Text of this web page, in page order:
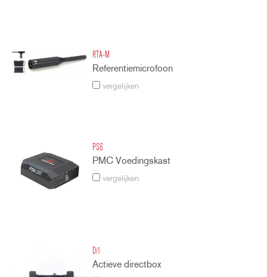
RTA-M
Referentiemicrofoon
vergelijken
PS6
PMC Voedingskast
vergelijken
Di1
Actieve directbox